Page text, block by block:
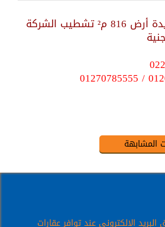
للبيع بالقاهرة الجديدة أرض 816 م² تشطيب الشركة
الإلكتروني عند توافر عقارات